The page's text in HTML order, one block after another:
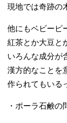
現地では奇跡の
他にもベビーピ
紅茶とか大豆と
いろんな成分が
漢方的なことを
作られてもいる
・ポーラ石鹸の